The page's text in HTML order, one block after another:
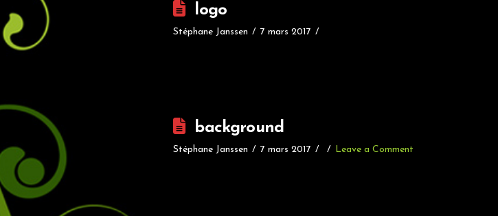
logo
Stéphane Janssen 7 mars 2017
background
Stéphane Janssen 7 mars 2017 Leave a Comment